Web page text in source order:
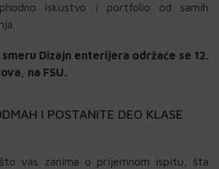
iskustvo i portfolio od samih
Dizajn enterijera održaće se 12.
na FSU.
I POSTANITE DEO KLASE
vas zanima o prijemnom ispitu, šta